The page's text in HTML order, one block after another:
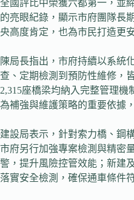
全國評比中榮獲六都第一，並
的亮眼紀錄，顯示市府團隊長
央高度肯定，也為市民打造更
陳局長指出，市府持續以系統
查、定期檢測到預防性維修，
2,315座橋梁均納入完整管理
為補強與維護策略的重要依據
建設局表示，針對索力橋、鋼
市府另行加強專案檢測與精密
警，提升風險控管效能；新建
落實安全檢測，確保通車條件